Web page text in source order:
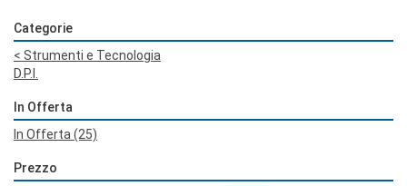
Categorie
< Strumenti e Tecnologia
D.P.I.
In Offerta
In Offerta (25)
Prezzo